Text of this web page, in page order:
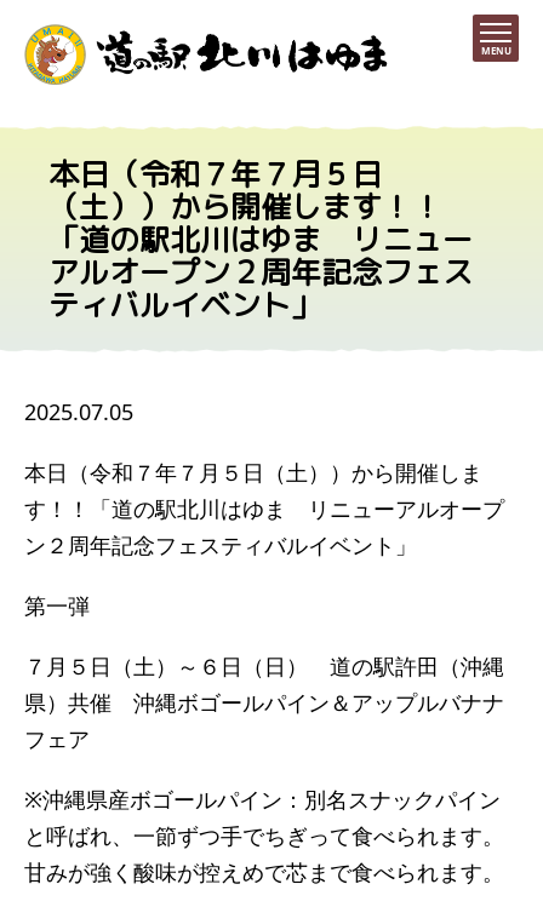
MENU
本日（令和７年７月５日
（土））から開催します！！
「道の駅北川はゆま リニュー
アルオープン２周年記念フェス
ティバルイベント」
2025.07.05
本日（令和７年７月５日（土））から開催しま
す！！「道の駅北川はゆま リニューアルオープ
ン２周年記念フェスティバルイベント」
第一弾
７月５日（土）～６日（日） 道の駅許田（沖縄
県）共催 沖縄ボゴールパイン＆アップルバナナ
フェア
※沖縄県産ボゴールパイン：別名スナックパイン
と呼ばれ、一節ずつ手でちぎって食べられます。
甘みが強く酸味が控えめで芯まで食べられます。